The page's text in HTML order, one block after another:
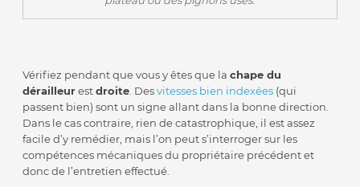
Vérifiez pendant que vous y êtes que lachape du
dérailleurestdroite . Desvitesses bien indexées (qui
passent bien) sont un signe allant dans la bonne direction.
Dans le cas contraire, rien de catastrophique, il est assez
facile d’y remédier, mais l’on peut s’interroger sur les
compétences mécaniques du propriétaire précédent et
donc de l’entretien effectué.